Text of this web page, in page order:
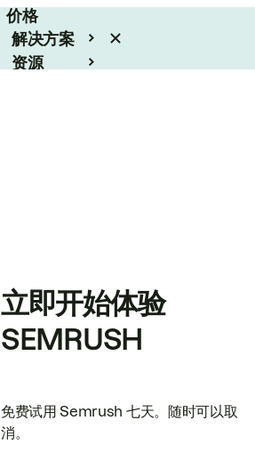
价格
解决方案
资源
立即开始体验
SEMRUSH
免费试用 Semrush 七天。随时可以取
消。